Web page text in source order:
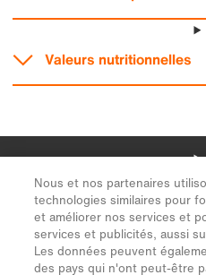
Nous et nos partenaires
technologies similaires pour
et améliorer nos services et
services et publicités, aussi
Les données peuvent
des pays qui n'ont peut-être